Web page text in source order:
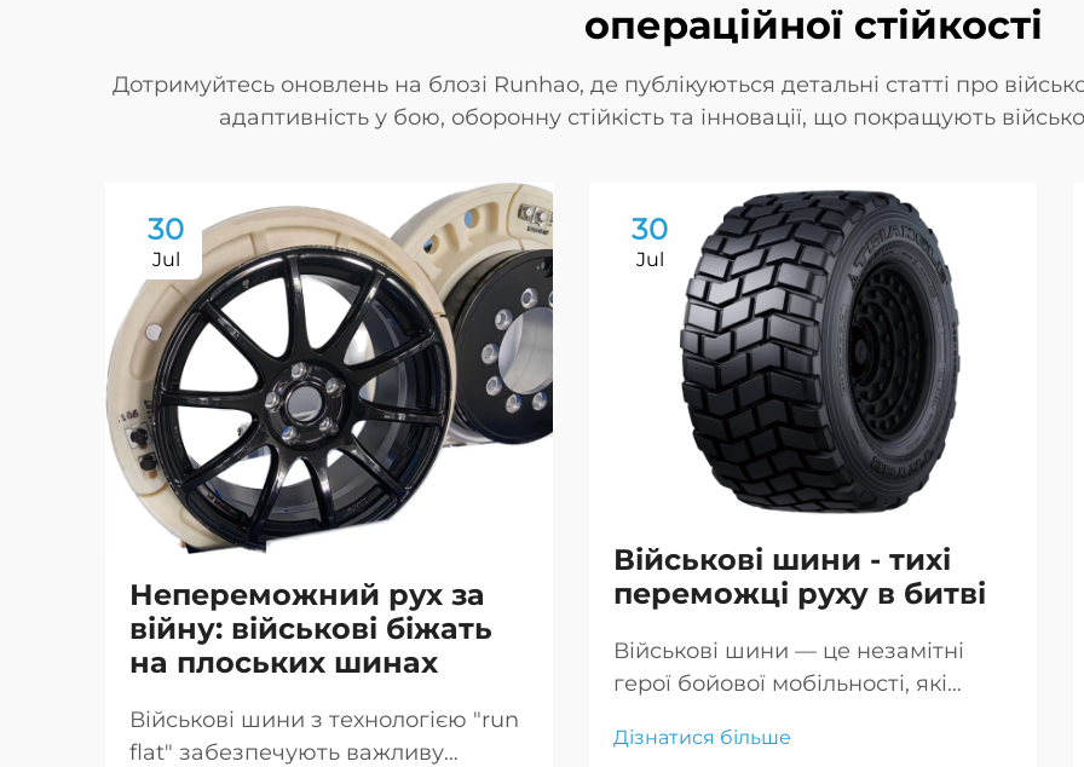
операційної стійкості
Дотримуйтесь оновлень на блозі Runhao, де публікуються детальні статті про
адаптивність у бою, оборонну стійкість та інновації, що покращують
30
Jul
Непереможний рух за
війну: військові біжать
на плоських шинах
Військові шини з технологією "run
flat" забезпечують важливу
30
Jul
Військові шини - тихі
переможці руху в битві
Військові шини — це незамітні
герої бойової мобільності, які
транспорту по складних теренах
Дізнатися більше